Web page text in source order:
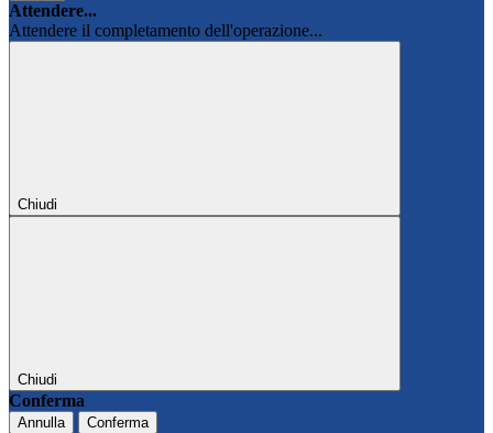
Attendere...
Attendere il completamento dell'operazione...
Chiudi
Chiudi
Conferma
Annulla Conferma